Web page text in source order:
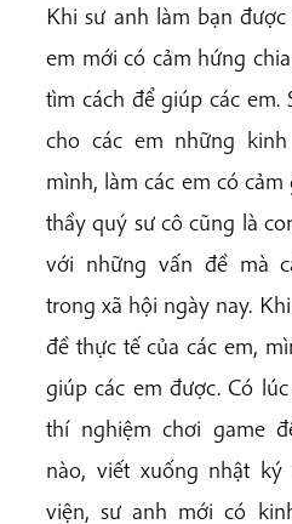
Khi sư anh làm bạn
em mới có cảm hứng
tìm cách để giúp các em.
cho các em những
mình, làm các em có
thầy quý sư cô cũng là
với những vấn đề mà
trong xã hội ngày nay.
đề thực tế của các em,
giúp các em được. Có
thí nghiệm chơi game
nào, viết xuống nhật
viện, sư anh mới có